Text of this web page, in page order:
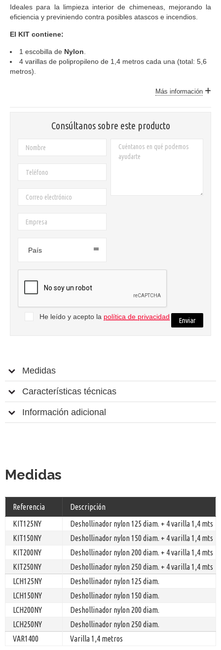
Ideales para la limpieza interior de chimeneas, mejorando la
eficiencia y previniendo contra posibles atascos e incendios.
El KIT contiene:
1 escobilla de Nylon
4 varillas de polipropileno de 1,4 metros cada una (total: 5,6
metros).
Más información
Consúltanos sobre este producto
País
He leído y acepto la política de privacidad
Medidas
Características técnicas
Información adicional
Medidas
Referencia
Descripción
KIT125NY
Deshollinador nylon 125 diam. + 4 varilla 1,4 mts
KIT150NY
Deshollinador nylon 150 diam. + 4 varilla 1,4 mts
KIT200NY
Deshollinador nylon 200 diam. + 4 varilla 1,4 mts
KIT250NY
Deshollinador nylon 250 diam. + 4 varilla 1,4 mts
LCH125NY
Deshollinador nylon 125 diam.
LCH150NY
Deshollinador nylon 150 diam.
LCH200NY
Deshollinador nylon 200 diam.
LCH250NY
Deshollinador nylon 250 diam.
VAR1400
Varilla 1,4 metros